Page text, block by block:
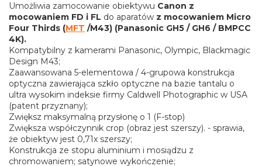
Umożliwia zamocowanie obiektywu Canon z
mocowaniem FD i FL do aparatów z mocowaniem Micro
Four Thirds (MFT /M43) (Panasonic GH5 / GH6 / BMPCC
4K).
Kompatybilny z kamerami Panasonic, Olympic, Blackmagic
Design M43;
Zaawansowana 5-elementowa / 4-grupowa konstrukcja
optyczna zawierająca szkło optyczne na bazie tantalu o
ultra wysokim indeksie firmy Caldwell Photographic w USA
(patent przyznany);
Zwiększ maksymalną przysłonę o 1 (F-stop)
Zwiększa współczynnik crop (obraz jest szerszy). - sprawia,
że obiektyw jest 0,71x szerszy;
Konstrukcja ze stopu aluminium i mosiądzu z
chromowaniem; satynowe wykończenie;